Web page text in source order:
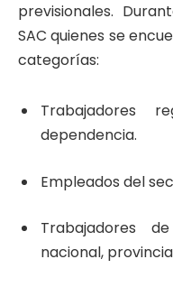
previsionales.
SAC quienes se
categorías:
Trabajadores
dependencia.
Empleados del
Trabajadores
nacional,